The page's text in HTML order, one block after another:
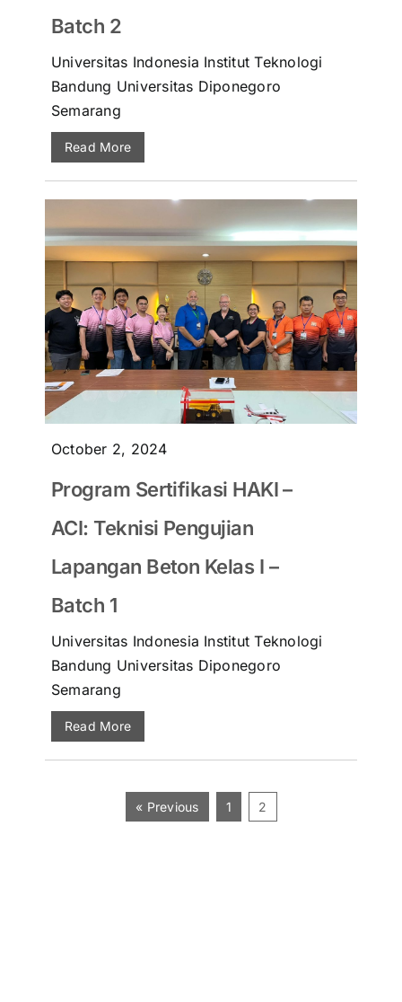
Batch 2
Universitas Indonesia Institut Teknologi
Bandung Universitas Diponegoro
Semarang
Read More
October 2, 2024
Program Sertifikasi HAKI –
ACI: Teknisi Pengujian
Lapangan Beton Kelas I –
Batch 1
Universitas Indonesia Institut Teknologi
Bandung Universitas Diponegoro
Semarang
Read More
« Previous 1 2